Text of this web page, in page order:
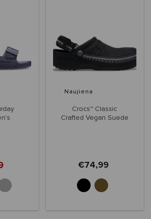
Naujiena
Crocs™ Classic
Crafted Vegan Suede
€74,99